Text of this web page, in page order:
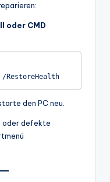
oder CMD
DISM /Online /Cleanup-Image /RestoreHealth
den PC neu.
oder defekte